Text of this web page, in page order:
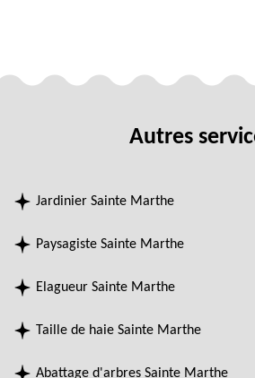
Autres
Jardinier Sainte Marthe
Paysagiste Sainte Marthe
Elagueur Sainte Marthe
Taille de haie Sainte Marthe
Abattage d'arbres Sainte Marthe